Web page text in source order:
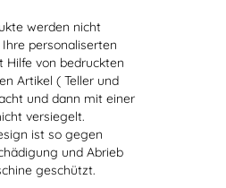
werden nicht
personaliserten
Hilfe von bedruckten
Artikel ( Teller und
und dann mit einer
versiegelt.
ist so gegen
und Abrieb
geschützt.